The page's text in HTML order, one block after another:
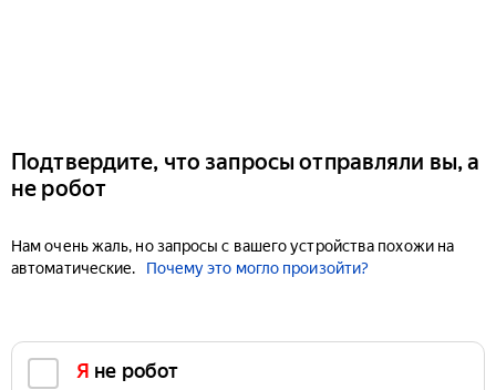
Подтвердите, что запросы отправляли вы, а
не робот
Нам очень жаль, но запросы с вашего устройства похожи на
автоматические.
Почему это могло произойти?
Я не робот